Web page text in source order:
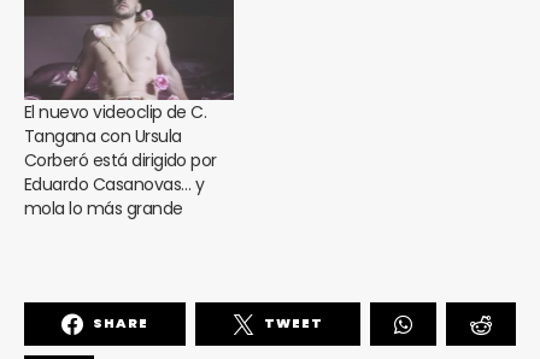
El nuevo videoclip de C.
Tangana con Ursula
Corberó está dirigido por
Eduardo Casanovas… y
mola lo más grande
SHARE TWEET